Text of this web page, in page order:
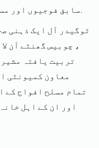
سابق فوجیوں اور مسلح افواج کے خاندانوں کے لئے.
ٹوگیدر آل ایک ذہنی
، چوبیس گھنٹے آن
تربیت یافتہ
معاون کمیونٹی
تمام مسلح افواج کے
اور ان کے اہل